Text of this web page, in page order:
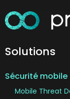
Solutions
Sécurité mobile
Mobile Threat